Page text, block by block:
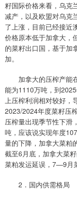
籽国际价格来看，乌克
减产，以及欧盟对乌克
了上涨，目前已经接近
价格原本低于加拿大，
的菜籽出口国，基于加
加。
加拿大的压榨产能在
能为1110万吨，到
上压榨利润相对较好，
2023/2024年度菜籽压
压榨量出现季节性下滑
吨，应该说实现年度
量的下降，加拿大菜粕
截至6月底，加拿大菜
菜粕发运延误，7—9月
2．国内供需格局